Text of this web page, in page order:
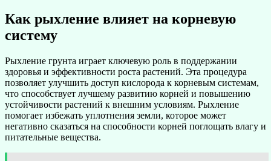
Как рыхление влияет на корневую
систему
Рыхление грунта играет ключевую роль в поддержании
здоровья и эффективности роста растений. Эта процедура
позволяет улучшить доступ кислорода к корневым системам,
что способствует лучшему развитию корней и повышению
устойчивости растений к внешним условиям. Рыхление
помогает избежать уплотнения земли, которое может
негативно сказаться на способности корней поглощать влагу и
питательные вещества.